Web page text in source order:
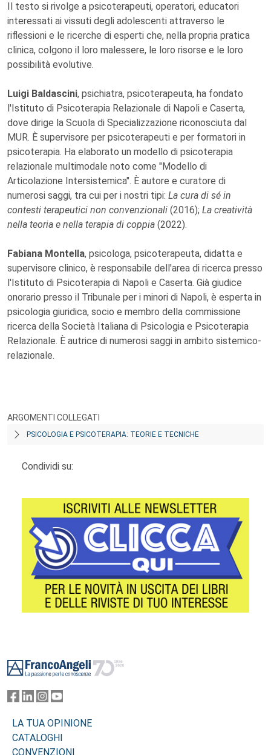
Il testo si rivolge a psicoterapeuti, operatori, educatori
interessati ai vissuti degli adolescenti attraverso le
riflessioni e le ricerche di esperti che, nella propria pratica
clinica, colgono il loro malessere, le loro risorse e le loro
possibilità evolutive.
Luigi Baldascini, psichiatra, psicoterapeuta, ha fondato
l'Istituto di Psicoterapia Relazionale di Napoli e Caserta,
dove dirige la Scuola di Specializzazione riconosciuta dal
MUR. È supervisore per psicoterapeuti e per formatori in
psicoterapia. Ha elaborato un modello di psicoterapia
relazionale multimodale noto come "Modello di
Articolazione Intersistemica". È autore e curatore di
numerosi saggi, tra cui per i nostri tipi: La cura di sé in
contesti terapeutici non convenzionali (2016); La creatività
nella teoria e nella terapia di coppia (2022).
Fabiana Montella, psicologa, psicoterapeuta, didatta e
supervisore clinico, è responsabile dell'area di ricerca presso
l'Istituto di Psicoterapia di Napoli e Caserta. Già giudice
onorario presso il Tribunale per i minori di Napoli, è esperta in
psicologia giuridica, socio e membro della commissione
ricerca della Società Italiana di Psicologia e Psicoterapia
Relazionale. È autrice di numerosi saggi in ambito sistemico-
relazionale.
ARGOMENTI COLLEGATI
PSICOLOGIA E PSICOTERAPIA: TEORIE E TECNICHE
Condividi su:
LA TUA OPINIONE
CATALOGHI
CONVENZIONI